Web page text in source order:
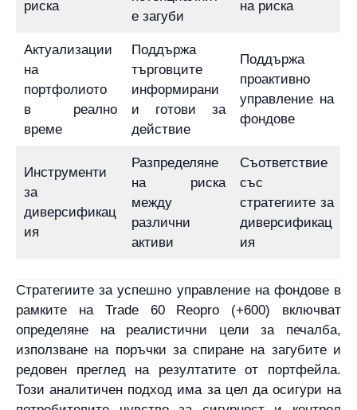
риска
е загуби
на риска
Актуализации
на
портфолиото
в реално
време
Поддържа
търговците
информирани
и готови за
действие
Поддържа
проактивно
управление на
фондове
Инструменти
за
диверсификац
ия
Разпределяне
на риска
между
различни
активи
Съответствие
със
стратегиите за
диверсификац
ия
Стратегиите за успешно управление на фондове в
рамките на Trade 60 Reopro (+600) включват
определяне на реалистични цели за печалба,
използване на поръчки за спиране на загубите и
редовен преглед на резултатите от портфейла.
Този аналитичен подход има за цел да осигури на